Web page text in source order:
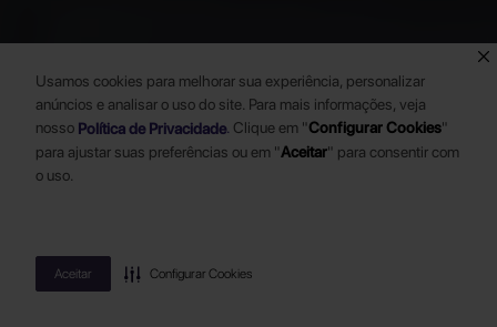
Usamos cookies para melhorar sua experiência, personalizar
anúncios e analisar o uso do site. Para mais informações, veja
nosso Política de Privacidade Clique em "Configurar Cookies"
para ajustar suas preferências ou em "Aceitar" para consentir com
o uso.
Aceitar Configurar Cookies